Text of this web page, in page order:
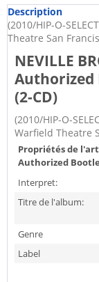
Description
(2010/HIP-O-
Theatre San
NEVILLE
Authorized
(2-CD)
(2010/HIP-O-
Warfield Theatre
Propriétés de
Authorized
Interpret:
Titre de l'album:
Genre
Label